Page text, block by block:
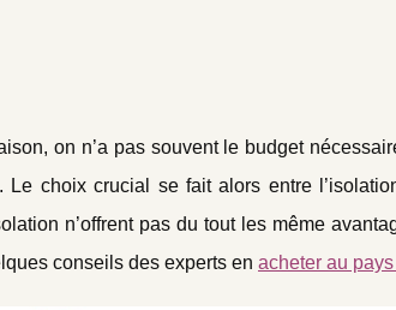
on n’a pas souvent le budget
choix crucial se fait alors entre
n’offrent pas du tout les même
conseils des experts en acheter au